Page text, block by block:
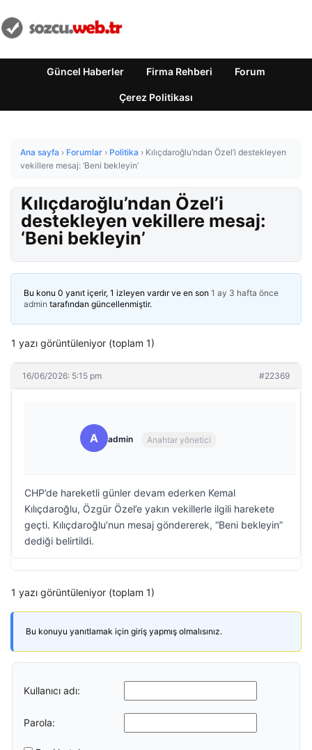
Güncel Haberler Firma Rehberi Forum
Çerez Politikası
Ana sayfa › Forumlar › Politika › Kılıçdaroğlu’ndan Özel’i destekleyen
vekillere mesaj: ‘Beni bekleyin’
Kılıçdaroğlu’ndan Özel’i
destekleyen vekillere mesaj:
‘Beni bekleyin’
Bu konu 0 yanıt içerir, 1 izleyen vardır ve en son 1 ay 3 hafta önce
admin tarafından güncellenmiştir.
1 yazı görüntüleniyor (toplam 1)
16/06/2026: 5:15 pm #22369
A admin Anahtar yönetici
CHP’de hareketli günler devam ederken Kemal
Kılıçdaroğlu, Özgür Özel’e yakın vekillerle ilgili harekete
geçti. Kılıçdaroğlu’nun mesaj göndererek, “Beni bekleyin”
dediği belirtildi.
1 yazı görüntüleniyor (toplam 1)
Bu konuyu yanıtlamak için giriş yapmış olmalısınız.
Kullanıcı adı:
Parola: